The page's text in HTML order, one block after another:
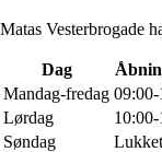
Matas Vesterbrogade
Dag
Mandag-fredag
Lørdag
Søndag
Lukket